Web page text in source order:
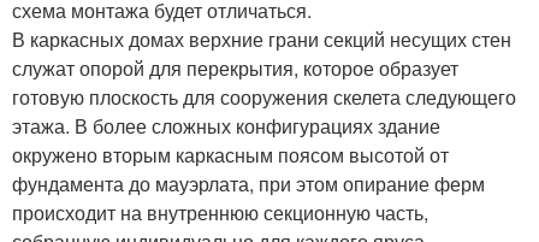
схема монтажа будет отличаться.
В каркасных домах верхние грани секций несущих стен
служат опорой для перекрытия, которое образует
готовую плоскость для сооружения скелета следующего
этажа. В более сложных конфигурациях здание
окружено вторым каркасным поясом высотой от
фундамента до мауэрлата, при этом опирание ферм
происходит на внутреннюю секционную часть,